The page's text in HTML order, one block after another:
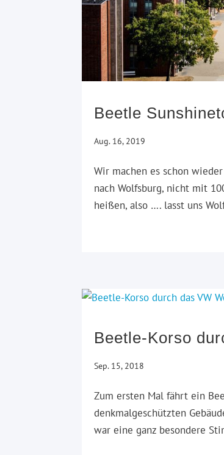
Beetle
Aug. 16, 2019
Wir machen es schon
nach Wolfsburg, nicht mit
heißen, also …. lasst uns
Beetle-Korso
Sep. 15, 2018
Zum ersten Mal fährt ein
denkmalgeschützten
war eine ganz besondere